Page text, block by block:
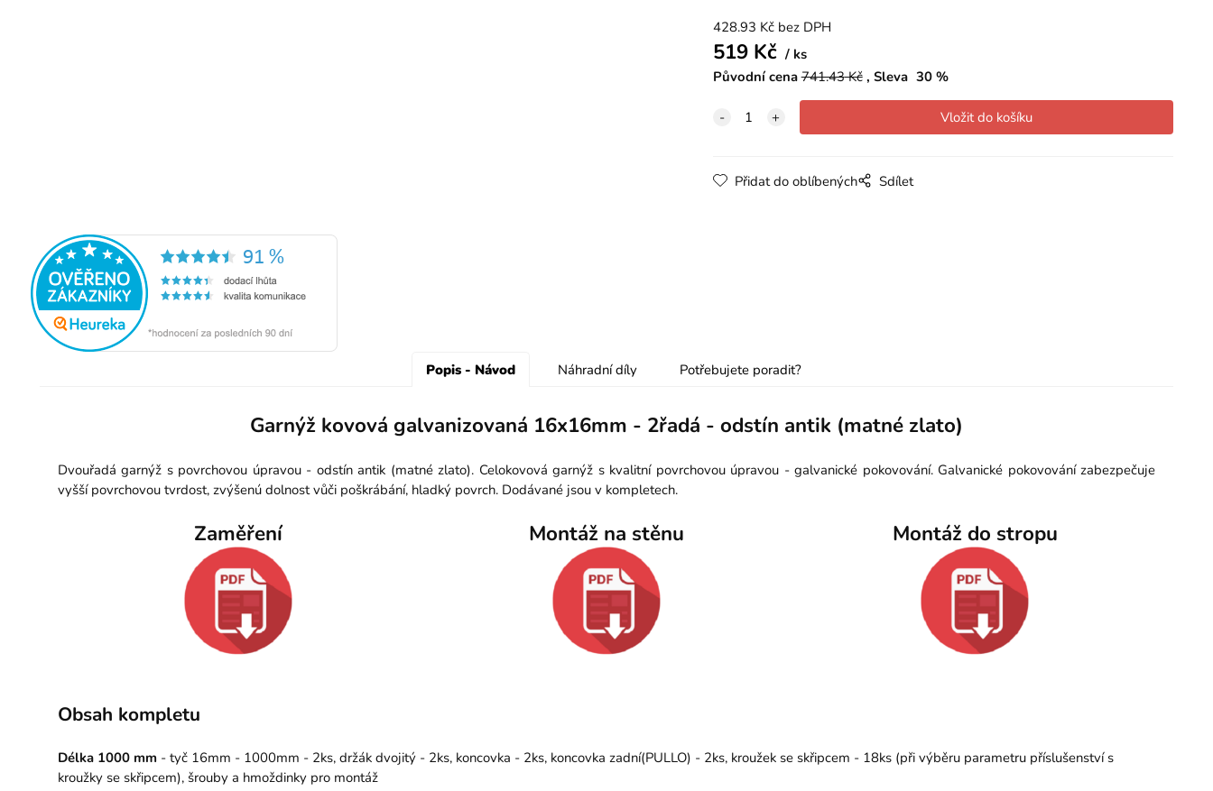
428.93 Kč bez DPH
519Kč
ks
Původní cena 741.43Kč Sleva 30%
Přidat do oblíbených Sdílet
Popis - Návod Náhradní díly Potřebujete poradit?
Garnýž kovová galvanizovaná 16x16mm - 2řadá - odstín antik (matné zlato)
Dvouřadá garnýž s povrchovou úpravou - odstín antik (matné zlato). Celokovová garnýž s kvalitní povrchovou úpravou - galvanické pokovování. Galvanické pokovování zabezpečuje
vyšší povrchovou tvrdost, zvýšenú dolnost vůči poškrábání, hladký povrch. Dodávané jsou v kompletech.
Zaměření Montáž na stěnu Montáž do stropu
Obsah kompletu
Délka 1000 mm - tyč 16mm - 1000mm - 2ks, držák dvojitý - 2ks, koncovka - 2ks, koncovka zadní(PULLO) - 2ks, kroužek se skřipcem - 18ks (při výběru parametru příslušenství s
kroužky se skřipcem), šrouby a hmoždinky pro montáž